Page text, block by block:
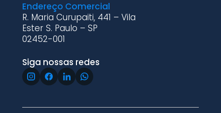
Endereço Comercial
R. Maria Curupaiti, 441 – Vila
Ester S. Paulo – SP
02452-001
Siga nossas redes